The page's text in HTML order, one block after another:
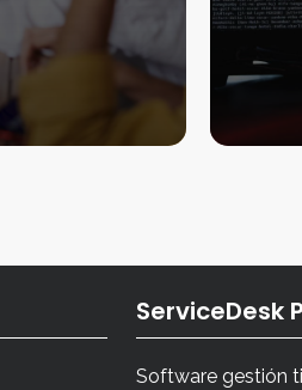
ServiceDesk
Software gestión